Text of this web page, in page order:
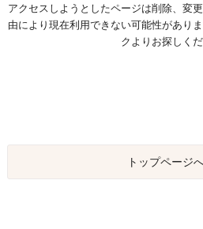
アクセスしようとしたページは削除、変
由により現在利用できない可能性があり
クよりお探しくだ
トップページ